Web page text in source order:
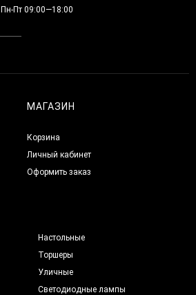
Пн-Пт 09:00—18:00
МАГАЗИН
Корзина
Личный кабинет
Оформить заказ
Настольные
Торшеры
Уличные
Светодиодные лампы